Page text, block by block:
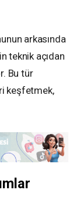
arkasında
teknik açıdan
Bu tür
keşfetmek,